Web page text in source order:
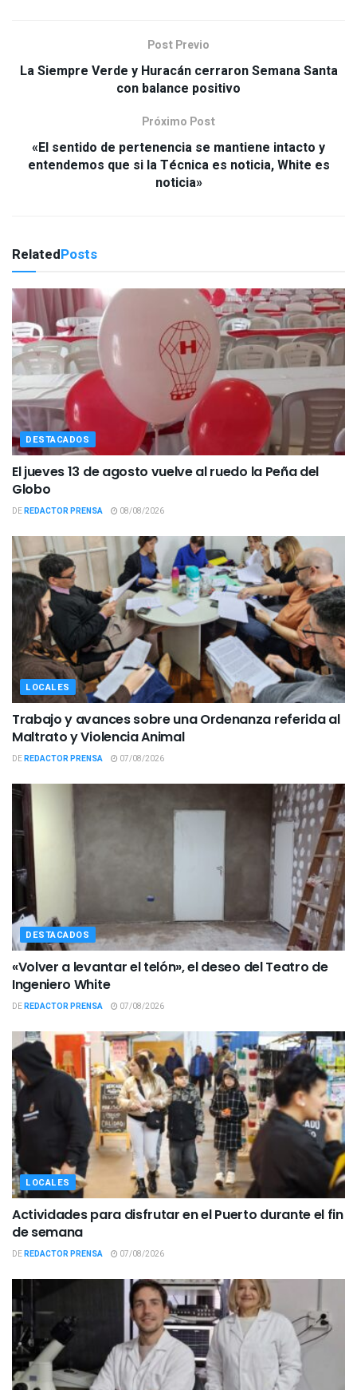
Post Previo
La Siempre Verde y Huracán cerraron Semana Santa
con balance positivo
Próximo Post
«El sentido de pertenencia se mantiene intacto y
entendemos que si la Técnica es noticia, White es
noticia»
RelatedPosts
DESTACADOS
El jueves 13 de agosto vuelve al ruedo la Peña del
Globo
DEREDACTOR PRENSA 08/08/2026
LOCALES
Trabajo y avances sobre una Ordenanza referida al
Maltrato y Violencia Animal
DEREDACTOR PRENSA 07/08/2026
DESTACADOS
«Volver a levantar el telón», el deseo del Teatro de
Ingeniero White
DEREDACTOR PRENSA 07/08/2026
LOCALES
Actividades para disfrutar en el Puerto durante el fin
de semana
DEREDACTOR PRENSA 07/08/2026